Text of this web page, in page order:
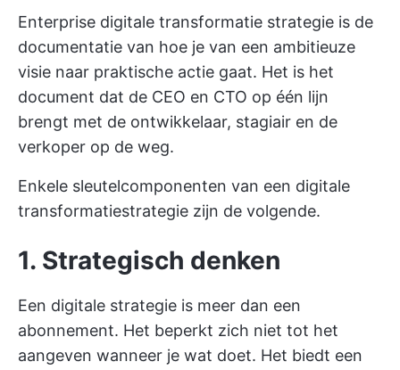
Enterprise digitale transformatie strategie is de
documentatie van hoe je van een ambitieuze
visie naar praktische actie gaat. Het is het
document dat de CEO en CTO op één lijn
brengt met de ontwikkelaar, stagiair en de
verkoper op de weg.
Enkele sleutelcomponenten van een digitale
transformatiestrategie zijn de volgende.
1. Strategisch denken
Een digitale strategie is meer dan een
abonnement. Het beperkt zich niet tot het
aangeven wanneer je wat doet. Het biedt een